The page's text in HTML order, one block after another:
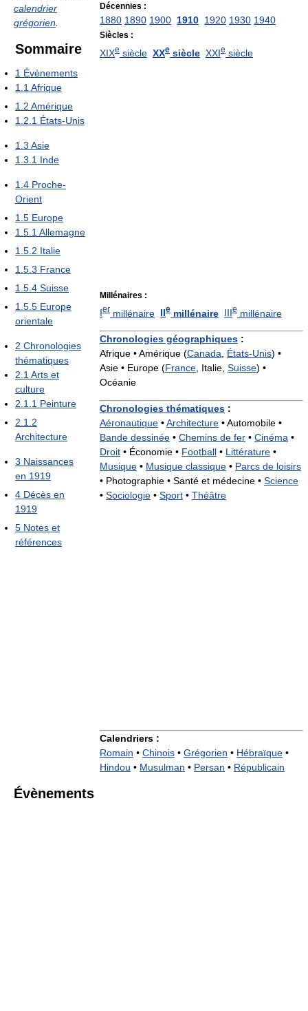
Décennies :
1880 1890 1900 1910 1920 1930 1940
Siècles :
XIXe siècle XXe siècle XXIe siècle
Millénaires :
Ier millénaire IIe millénaire IIIe millénaire
Chronologies géographiques :
Afrique • Amérique (Canada, États-Unis) •
Asie • Europe (France, Italie, Suisse) •
Océanie
Chronologies thématiques :
Aéronautique •Architecture •Automobile •
Bande dessinée • Chemins de fer • Cinéma •
Droit • Économie • Football • Littérature •
Musique • Musique classique • Parcs de loisirs
• Photographie • Santé et médecine • Science
• Sociologie • Sport • Théâtre
Calendriers :
Romain • Chinois • Grégorien • Hébraïque •
Hindou • Musulman • Persan • Républicain
calendrier
grégorien
Sommaire
1 Évènements
1.1 Afrique
1.2 Amérique
1.2.1 États-Unis
1.3 Asie
1.3.1 Inde
1.4 Proche-
Orient
1.5 Europe
1.5.1 Allemagne
1.5.2 Italie
1.5.3 France
1.5.4 Suisse
1.5.5 Europe
orientale
2 Chronologies
thématiques
2.1 Arts et
culture
2.1.1 Peinture
2.1.2
Architecture
3 Naissances
en 1919
4 Décès en
1919
5 Notes et
références
Évènements